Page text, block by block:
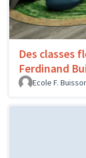
Des classes
Ferdinand
Ecole F.